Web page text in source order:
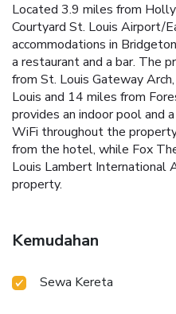
Located 3.9 miles from
Courtyard St. Louis Airport/
accommodations in
a restaurant and a bar. The
from St. Louis Gateway
Louis and 14 miles from
provides an indoor pool and
WiFi throughout the
from the hotel, while Fox
Louis Lambert International
property.
Kemudahan
Sewa Kereta